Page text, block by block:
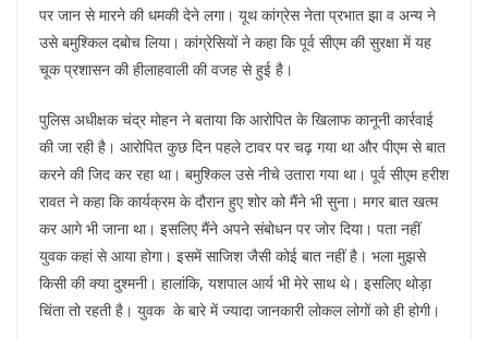
पर जान से मारने की धमकी देने लगा। यूथ कांग्रेस नेता प्रभात झा व अन्य ने
उसे बमुश्किल दबोच लिया। कांग्रेसियों ने कहा कि पूर्व सीएम की सुरक्षा में यह
चूक प्रशासन की हीलाहवाली की वजह से हुई है।
पुलिस अधीक्षक चंद्र मोहन ने बताया कि आरोपित के खिलाफ कानूनी कार्रवाई
की जा रही है। आरोपित कुछ दिन पहले टावर पर चढ़ गया था और पीएम से बात
करने की जिद कर रहा था। बमुश्किल उसे नीचे उतारा गया था। पूर्व सीएम हरीश
रावत ने कहा कि कार्यक्रम के दौरान हुए शोर को मैंने भी सुना। मगर बात खत्म
कर आगे भी जाना था। इसलिए मैंने अपने संबोधन पर जोर दिया। पता नहीं
युवक कहां से आया होगा। इसमें साजिश जैसी कोई बात नहीं है। भला मुझसे
किसी की क्या दुश्मनी। हालांकि, यशपाल आर्य भी मेरे साथ थे। इसलिए थोड़ा
चिंता तो रहती है। युवक के बारे में ज्यादा जानकारी लोकल लोगों को ही होगी।